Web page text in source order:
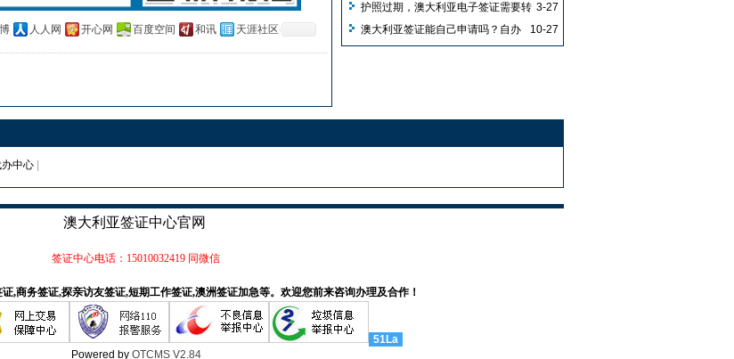
人人网 开心网 百度空间 和讯 天涯社区
3-27
护照过期，澳大利亚电子签证需要转
移吗？
10-27
澳大利亚签证能自己申请吗？自办
中心
澳大利亚签证中心官网
签证中心电话：15010032419 同微信
,商务签证,探亲访友签证,短期工作签证,澳洲签证加急等。欢迎您前来咨询办理及合作！
51La
Powered by OTCMS V2.84